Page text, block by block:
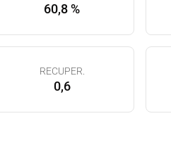
60,8 %
RECUPER.
0,6